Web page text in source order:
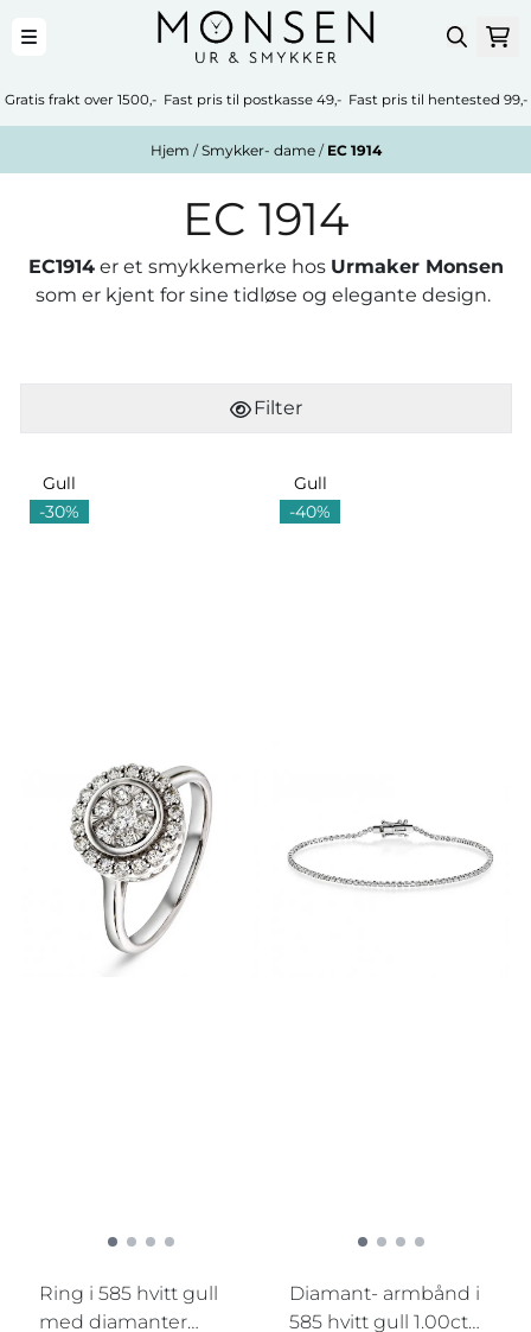
Gratis frakt over 1500,- Fast pris til postkasse 49,- Fast pris til hentested 99,-
Hjem /Smykker- dame / EC 1914
EC 1914
EC1914er et smykkemerke hos Urmaker Monsen
som er kjent for sine tidløse og elegante design.
Filter
Gull
-30%
Ring i 585 hvitt gull
med diamanter
Gull
-40%
Diamant- armbånd i
585 hvitt gull 1.00ct